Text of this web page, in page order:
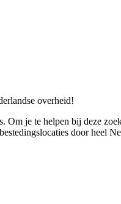
overheid!
Om je te helpen bij deze
door heel